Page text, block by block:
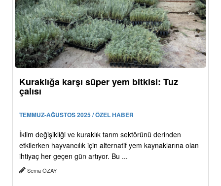
Kuraklığa karşı süper yem bitkisi: Tuz
çalısı
TEMMUZ-AĞUSTOS 2025 / ÖZEL HABER
İklim değişikliği ve kuraklık tarım sektörünü derinden
etkilerken hayvancılık için alternatif yem kaynaklarına olan
ihtiyaç her geçen gün artıyor. Bu ...
Sema ÖZAY